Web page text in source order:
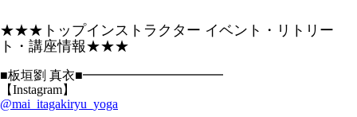
★★★トップインストラクター イベント・リトリー
ト・講座情報★★★
■板垣劉 真衣■━━━━━━━━━━━
【Instagram】
@mai_itagakiryu_yoga